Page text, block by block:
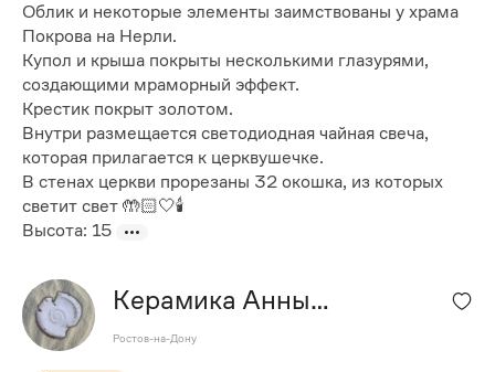
Облик и некоторые элементы заимствованы у храма
Покрова на Нерли.
Купол и крыша покрыты несколькими глазурями,
создающими мраморный эффект.
Крестик покрыт золотом.
Внутри размещается светодиодная чайная свеча,
которая прилагается к церквушечке.
В стенах церкви прорезаны 32 окошка, из которых
светит свет 🤲🏻🤍🕯
Высота: 15
Керамика Анны
Казанцевой
Ростов-на-Дону